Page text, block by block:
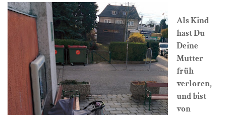
Als Kind
hast Du
Deine
Mutter
früh
verloren,
und bist
von